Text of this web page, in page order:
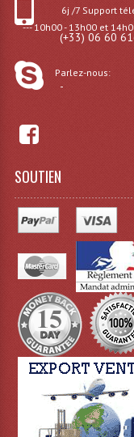
Ampoules
6j /7 Support
--- 10h00 - 13h00 et
(+33) 06 60
Parlez-nous:
-
SOUTIEN